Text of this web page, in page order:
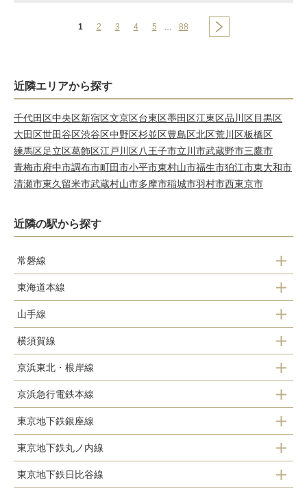
1 2 3 4 5 … 88
近隣エリアから探す
千代田区中央区新宿区文京区台東区墨田区江東区品川区目黒区
大田区世田谷区渋谷区中野区杉並区豊島区北区荒川区板橋区
練馬区足立区葛飾区江戸川区八王子市立川市武蔵野市三鷹市
青梅市府中市調布市町田市小平市東村山市福生市狛江市東大和市
清瀬市東久留米市武蔵村山市多摩市稲城市羽村市西東京市
近隣の駅から探す
常磐線
品川駅
新橋駅
東海道本線
新橋駅
品川駅
山手線
新橋駅
浜松町駅
田町駅
品川駅
横須賀線
新橋駅
品川駅
京浜東北・根岸線
新橋駅
浜松町駅
田町駅
京浜急行電鉄本線
泉岳寺駅
品川駅
東京地下鉄銀座線
新橋駅
虎ノ門駅
東京地下鉄丸ノ内線
赤坂見附駅
東京地下鉄日比谷線